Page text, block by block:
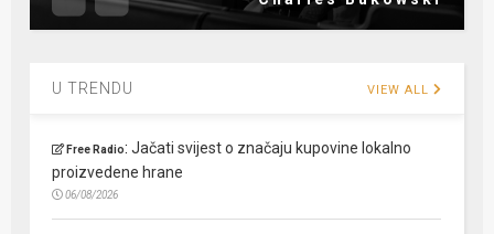
U TRENDU VIEW ALL
Free Radio:Jačati svijest o značaju kupovine lokalno
proizvedene hrane
06/08/2026